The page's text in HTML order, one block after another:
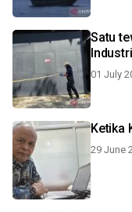
Satu
01 July
Ketika
29 June